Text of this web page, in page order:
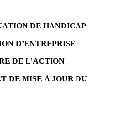
DE HANDICAP
D’ENTREPRISE
DE L’ACTION
DE MISE À JOUR DU